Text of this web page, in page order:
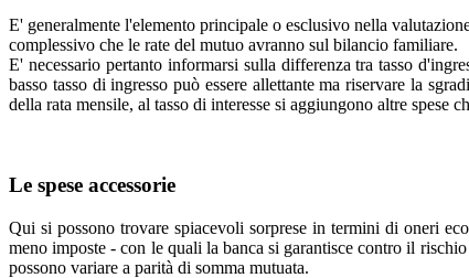
E' generalmente l'elemento principale o esclusivo nella
complessivo che le rate del mutuo avranno sul bilancio familiare.
E' necessario pertanto informarsi sulla differenza tra tasso
basso tasso di ingresso può essere allettante ma riservare la
della rata mensile, al tasso di interesse si aggiungono altre spese
Le spese accessorie
Qui si possono trovare spiacevoli sorprese in termini di oneri
meno imposte - con le quali la banca si garantisce contro il
possono variare a parità di somma mutuata.